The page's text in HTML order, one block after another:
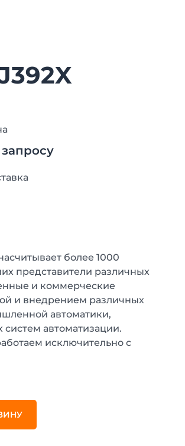
более 1000
представители различных
и коммерческие
и внедрением различных
автоматики,
автоматизации.
исключительно с